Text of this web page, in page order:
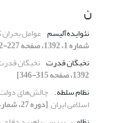
ن
نئوایده‌آلیسم عوامل
شماره 1، 1392، صفحه 227-252]
نخبگان قدرت نخبگان
1392، صفحه 315-346]
نظام سلطه.‏ چالش‌های
اسلامی ایران ‏[دوره 27، شماره 3، 1392، صفحه 701-722]